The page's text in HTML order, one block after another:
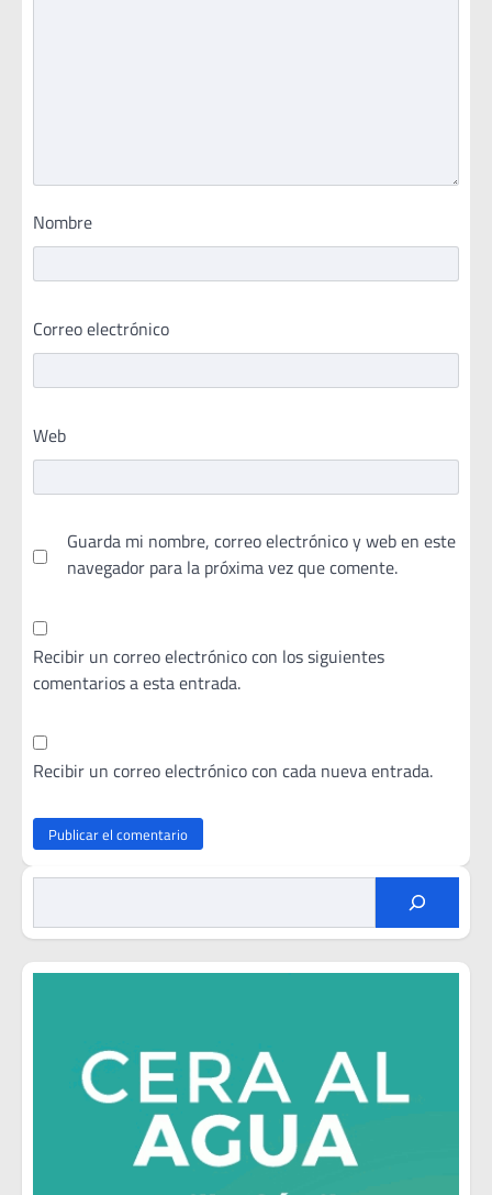
Nombre
Correo electrónico
Web
Guarda mi nombre, correo electrónico y web en este
navegador para la próxima vez que comente.
Recibir un correo electrónico con los siguientes
comentarios a esta entrada.
Recibir un correo electrónico con cada nueva entrada.